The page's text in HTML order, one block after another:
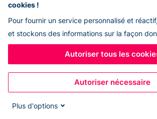
cookies !
Pour fournir un service personnalisé et
et stockons des informations sur la façon
Autoriser tous les
Autoriser nécessaire
Plus d'options